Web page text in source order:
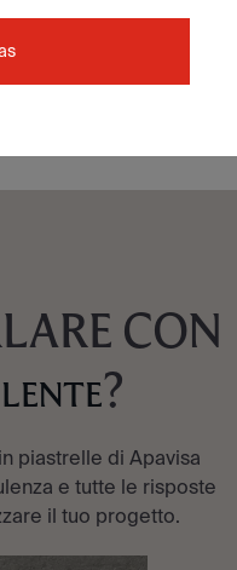
CON
?
piastrelle di Apavisa
e tutte le risposte
il tuo progetto.